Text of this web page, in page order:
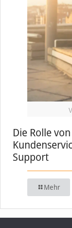
Die Rolle
Support
Mehr